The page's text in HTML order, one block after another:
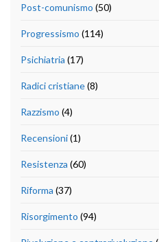
Post-comunismo (50)
Progressismo (114)
Psichiatria (17)
Radici cristiane(8)
Razzismo (4)
Recensioni(1)
Resistenza (60)
Riforma (37)
Risorgimento (94)